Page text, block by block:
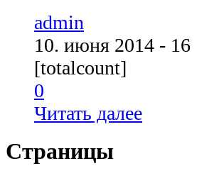
admin
10. июня 2014 - 16
[totalcount]
0
Читать далее
Страницы